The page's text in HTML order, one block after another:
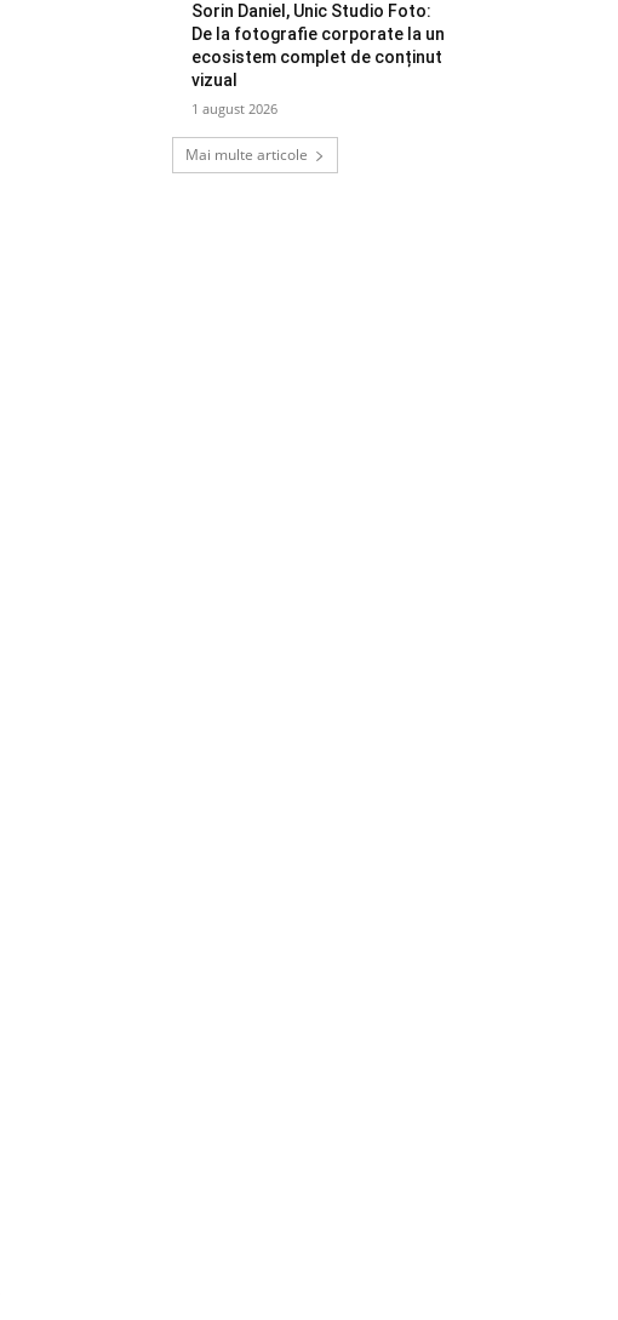
Sorin Daniel, Unic Studio Foto:
De la fotografie corporate la un
ecosistem complet de conținut
vizual
1 august 2026
Mai multe articole